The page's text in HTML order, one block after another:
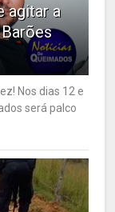
agitar a
Nos dias 12 e
será palco